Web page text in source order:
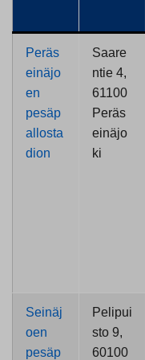
Peräs
einäjo
en
pesäp
allosta
dion
Saare
ntie 4,
61100
Peräs
einäjo
ki
Seinäj
oen
pesäp
Pelipui
sto 9,
60100